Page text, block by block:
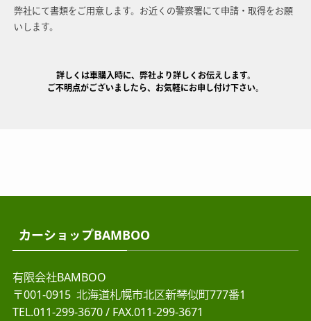
弊社にて書類をご用意します。お近くの警察署にて申請・取得をお願
いします。
詳しくは車購入時に、弊社より詳しくお伝えします。
ご不明点がございましたら、お気軽にお申し付け下さい。
カーショップBAMBOO
有限会社BAMBOO
〒001-0915 北海道札幌市北区新琴似町777番1
TEL.011-299-3670/ FAX.011-299-3671